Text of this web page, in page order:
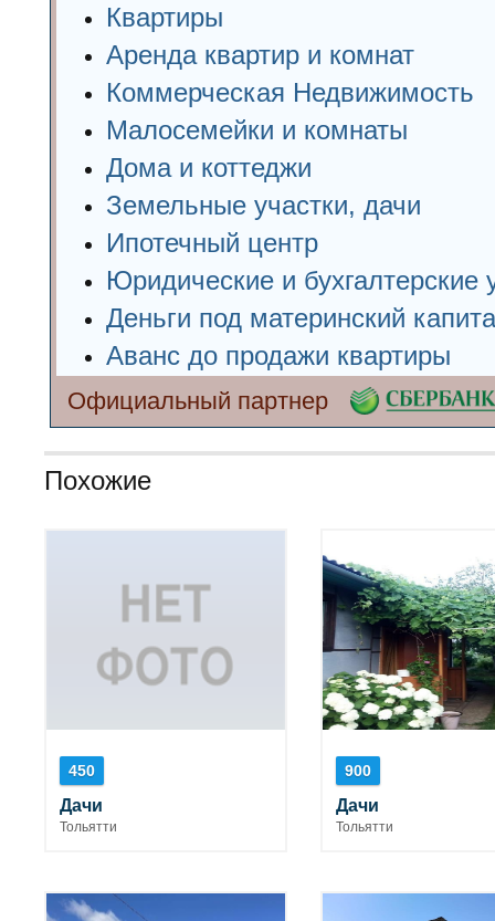
Квартиры
Аренда квартир и комнат
Коммерческая Недвижимость
Малосемейки и комнаты
Дома и коттеджи
Земельные участки, дачи
Ипотечный центр
Юридические и бухгалтерские
Деньги под материнский
Аванс до продажи квартиры
Официальный партнер
Похожие
450
Дачи
Тольятти
900
Дачи
Тольятти